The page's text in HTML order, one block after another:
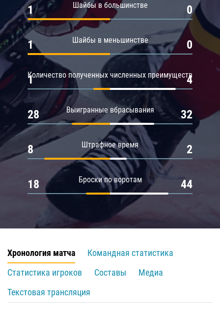
Шайбы в большинстве
1 0
Шайбы в меньшинстве
1 0
Количество полученных численных преимуществ
1 4
Выигранные вбрасывания
28 32
Штрафное время
8 2
Броски по воротам
18 44
Хронология матча
Командная статистика
Статистика игроков
Составы
Медиа
Текстовая трансляция